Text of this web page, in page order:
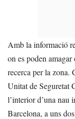
Amb la informació
on es poden
recerca per la zona.
Unitat de Seguretat
l’interior d’una nau
Barcelona, a uns